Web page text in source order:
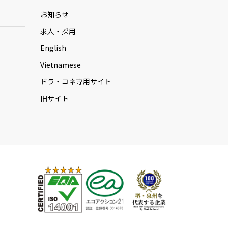
お知らせ
求人・採用
English
Vietnamese
ドラ・コネ専用サイト
旧サイト